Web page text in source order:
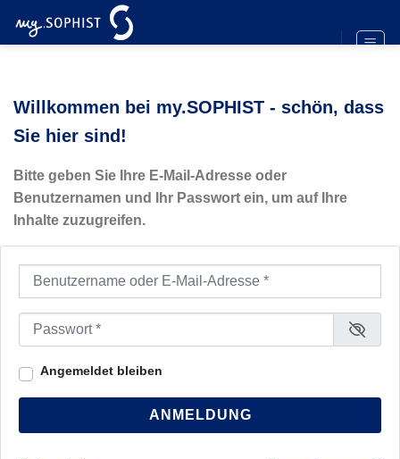
Inhalt
Willkommen bei my.SOPHIST - schön, dass
Sie hier sind!
Bitte geben Sie Ihre E-Mail-Adresse oder
Benutzernamen und Ihr Passwort ein, um auf Ihre
Inhalte zuzugreifen.
Benutzername oder E-Mail-Adresse
Passwort
Angemeldet bleiben
ANMELDUNG